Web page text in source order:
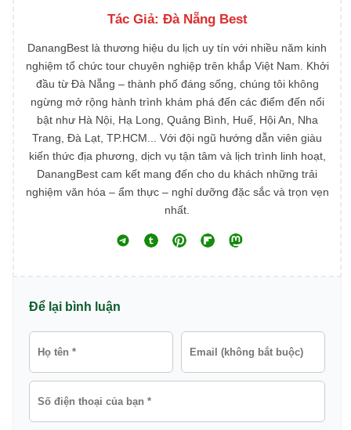
Tác Giả: Đà Nẵng Best
DanangBest là thương hiệu du lịch uy tín với nhiều năm kinh
nghiệm tổ chức tour chuyên nghiệp trên khắp Việt Nam. Khởi
đầu từ Đà Nẵng – thành phố đáng sống, chúng tôi không
ngừng mở rộng hành trình khám phá đến các điểm đến nổi
bật như Hà Nội, Hạ Long, Quảng Bình, Huế, Hội An, Nha
Trang, Đà Lạt, TP.HCM... Với đội ngũ hướng dẫn viên giàu
kiến thức địa phương, dịch vụ tận tâm và lịch trình linh hoạt,
DanangBest cam kết mang đến cho du khách những trải
nghiệm văn hóa – ẩm thực – nghỉ dưỡng đặc sắc và trọn vẹn
nhất.
Để lại bình luận